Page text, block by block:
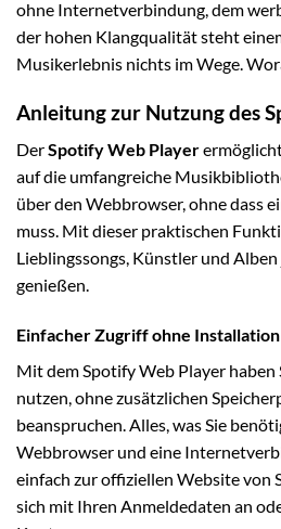
ohne Internetverbindung, dem
der hohen Klangqualität steht
Musikerlebnis nichts im Wege.
Anleitung zur Nutzung des
DerSpotify Web Player
auf die umfangreiche
über den Webbrowser, ohne dass
muss. Mit dieser praktischen
Lieblingssongs, Künstler und
genießen.
Einfacher Zugriff ohne
Mit dem Spotify Web Player haben
nutzen, ohne zusätzlichen
beanspruchen. Alles, was Sie
Webbrowser und eine
einfach zur offiziellen Website von
sich mit Ihren Anmeldedaten an